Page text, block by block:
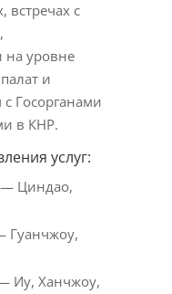
с
на уровне
и
Госорганами
в КНР.
услуг:
— Циндао,
Гуанчжоу,
Иу, Ханчжоу,